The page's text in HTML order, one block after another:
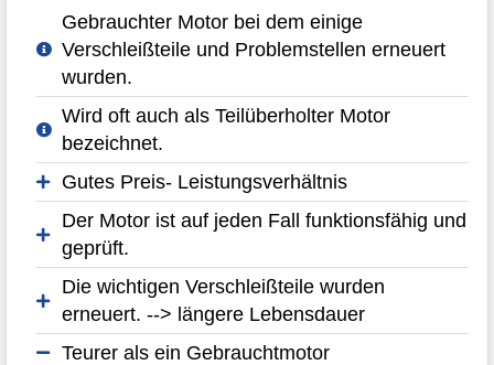
Gebrauchter Motor bei dem einige
Verschleißteile und Problemstellen erneuert
wurden.
Wird oft auch als Teilüberholter Motor
bezeichnet.
Gutes Preis- Leistungsverhältnis
Der Motor ist auf jeden Fall funktionsfähig und
geprüft.
Die wichtigen Verschleißteile wurden
erneuert. --> längere Lebensdauer
Teurer als ein Gebrauchtmotor